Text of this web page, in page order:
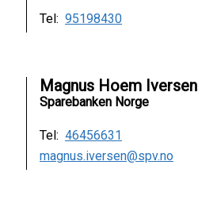
Tel: 95198430
Magnus Hoem Iversen
Sparebanken Norge
Tel: 46456631
magnus.iversen@spv.no